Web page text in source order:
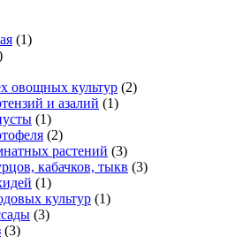
(1)
овощных культур (2)
и азалий (1)
(1)
(2)
растений (3)
кабачков, тыкв (3)
(1)
культур (1)
(3)
(3)